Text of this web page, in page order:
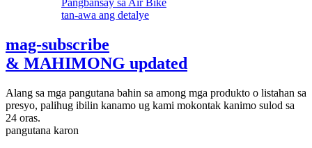
tan-awa ang detalye
mag-subscribe
& MAHIMONG updated
Alang sa mga pangutana bahin sa among mga produkto o listahan sa
presyo, palihug ibilin kanamo ug kami mokontak kanimo sulod sa
24 oras.
pangutana karon